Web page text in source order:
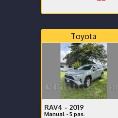
Toyota
RAV4 - 2019
Manual - 5 pas.